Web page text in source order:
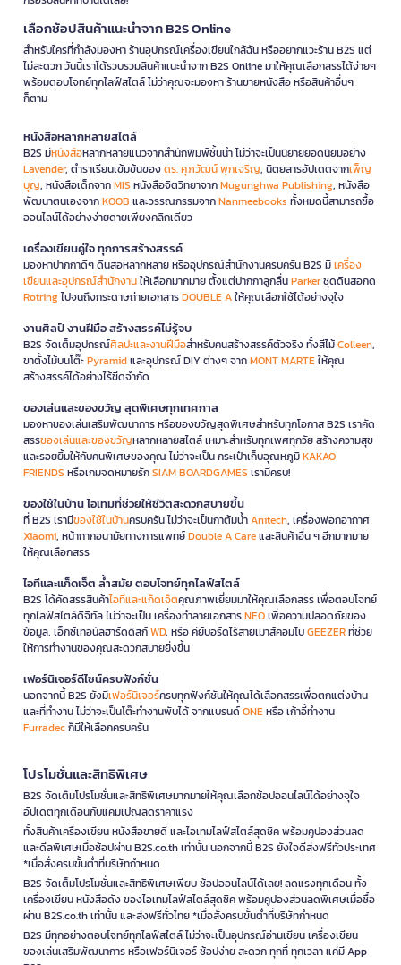
เลือกช้อปสินค้าแนะนำจาก B2S Online
สำหรับใครที่กำลังมองหา ร้านอุปกรณ์เครื่องเขียนใกล้ฉัน หรืออยากแวะร้าน B2S แต่
ไม่สะดวก วันนี้เราได้รวบรวมสินค้าแนะนำจาก B2S Online มาให้คุณเลือกสรรได้ง่ายๆ
พร้อมตอบโจทย์ทุกไลฟ์สไตล์ ไม่ว่าคุณจะมองหา ร้านขายหนังสือ หรือสินค้าอื่นๆ
ก็ตาม
หนังสือหลากหลายสไตล์
B2S มีหนังสือหลากหลายแนวจากสำนักพิมพ์ชั้นนำ ไม่ว่าจะเป็นนิยายยอดนิยมอย่าง
Lavender, ตำราเรียนเข้มข้นของดร. ศุภวัฒน์ พุกเจริญ, นิตยสารอัปเดตจากเพ็ญ
บุญ, หนังสือเด็กจากMIS หนังสือจิตวิทยาจากMugunghwa Publishing, หนังสือ
พัฒนาตนเองจากKOOB และวรรณกรรมจากNanmeebooks ทั้งหมดนี้สามารถซื้อ
ออนไลน์ได้อย่างง่ายดายเพียงคลิกเดียว
เครื่องเขียนคู่ใจ ทุกการสร้างสรรค์
มองหาปากกาดีๆ ดินสอหลากหลาย หรืออุปกรณ์สำนักงานครบครัน B2S มีเครื่อง
เขียนและอุปกรณ์สำนักงานให้เลือกมากมาย ตั้งแต่ปากกาลูกลื่นParkerชุดดินสอกด
Rotringไปจนถึงกระดาษถ่ายเอกสารDOUBLE Aให้คุณเลือกใช้ได้อย่างจุใจ
งานศิลป์ งานฝีมือ สร้างสรรค์ไม่รู้จบ
B2S จัดเต็มอุปกรณ์ศิลปะและงานฝีมือสำหรับคนสร้างสรรค์ตัวจริง ทั้งสีไม้Colleen,
ขาตั้งไม้บนโต๊ะPyramidและอุปกรณ์ DIY ต่างๆ จากMONT MARTEให้คุณ
สร้างสรรค์ได้อย่างไร้ขีดจำกัด
ของเล่นและของขวัญ สุดพิเศษทุกเทศกาล
มองหาของเล่นเสริมพัฒนาการ หรือของขวัญสุดพิเศษสำหรับทุกโอกาส B2S เราคัด
สรรของเล่นและของขวัญหลากหลายสไตล์ เหมาะสำหรับทุกเพศทุกวัย สร้างความสุข
และรอยยิ้มให้กับคนพิเศษของคุณ ไม่ว่าจะเป็น กระเป๋าเก็บอุณหภูมิKAKAO
FRIENDS หรือเกมจดหมายรักSIAM BOARDGAMES เรามีครบ!
ของใช้ในบ้าน ไอเทมที่ช่วยให้ชีวิตสะดวกสบายขึ้น
ที่ B2S เรามีของใช้ในบ้านครบครัน ไม่ว่าจะเป็นกาต้มน้ำAnitech, เครื่องฟอกอากาศ
Xiaomi, หน้ากากอนามัยทางการแพทย์Double A Careและสินค้าอื่น ๆ อีกมากมาย
ให้คุณเลือกสรร
ไอทีและแก็ดเจ็ต ล้ำสมัย ตอบโจทย์ทุกไลฟ์สไตล์
B2S ได้คัดสรรสินค้าไอทีและแก็ดเจ็ตคุณภาพเยี่ยมมาให้คุณเลือกสรร เพื่อตอบโจทย์
ทุกไลฟ์สไตล์ดิจิทัล ไม่ว่าจะเป็น เครื่องทำลายเอกสารNEOเพื่อความปลอดภัยของ
ข้อมูล, เอ็กซ์เทอนัลฮาร์ดดิสก์WD, หรือ คีย์บอร์ดไร้สายเมาส์คอมโบGEEZERที่ช่วย
ให้การทำงานของคุณสะดวกสบายยิ่งขึ้น
เฟอร์นิเจอร์ดีไซน์ครบฟังก์ชั่น
นอกจากนี้ B2S ยังมีเฟอร์นิเจอร์ครบทุกฟังก์ชันให้คุณได้เลือกสรรเพื่อตกแต่งบ้าน
และที่ทำงาน ไม่ว่าจะเป็นโต๊ะทำงานพับได้ จากแบรนด์ONEหรือ เก้าอี้ทำงาน
Furradecก็มีให้เลือกครบครัน
โปรโมชั่นและสิทธิพิเศษ
B2S จัดเต็มโปรโมชั่นและสิทธิพิเศษมากมายให้คุณเลือกช้อปออนไลน์ได้อย่างจุใจ
อัปเดตทุกเดือนกับแคมเปญลดราคาแรง
ทั้งสินค้าเครื่องเขียน หนังสือขายดี และไอเทมไลฟ์สไตล์สุดชิค พร้อมคูปองส่วนลด
และดีลพิเศษเมื่อช้อปผ่าน B2S.co.th เท่านั้น นอกจากนี้ B2S ยังใจดีส่งฟรีทั่วประเทศ
*เมื่อสั่งครบขั้นต่ำที่บริษัทกำหนด
B2S จัดเต็มโปรโมชั่นและสิทธิพิเศษเพียบ ช้อปออนไลน์ได้เลย! ลดแรงทุกเดือน ทั้ง
เครื่องเขียน หนังสือดัง ของไอเทมไลฟ์สไตล์สุดชิค พร้อมคูปองส่วนลดพิเศษเมื่อซื้อ
ผ่าน B2S.co.th เท่านั้น และส่งฟรีทั่วไทย *เมื่อสั่งครบขั้นต่ำที่บริษัทกำหนด
B2S มีทุกอย่างตอบโจทย์ทุกไลฟ์สไตล์ ไม่ว่าจะเป็นอุปกรณ์อ่านเขียน เครื่องเขียน
ของเล่นเสริมพัฒนาการ หรือเฟอร์นิเจอร์ ช้อปง่าย สะดวก ทุกที่ ทุกเวลา แค่มี App